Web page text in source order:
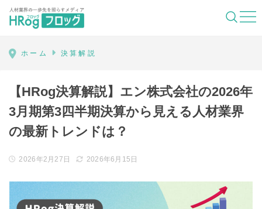
HRog | 人材業界の一歩先を照らすメディ
ホーム 決算解説
【HRog決算解説】エン株式会社の2026年
3月期第3四半期決算から見える人材業界
の最新トレンドは？
2026年2月27日 2026年6月15日